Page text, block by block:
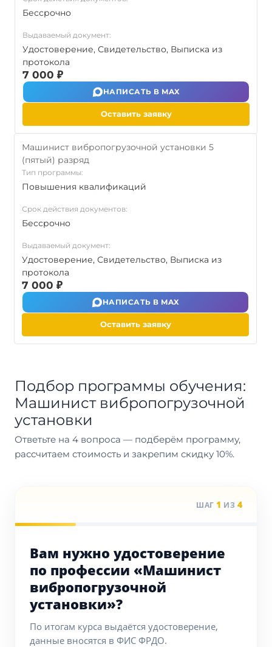
Бессрочно
Выдаваемый документ:
Удостоверение, Свидетельство, Выписка из
протокола
7 000 ₽
НАПИСАТЬ В MAX
Оставить заявку
Машинист вибропогрузочной установки 5
(пятый) разряд
Тип программы:
Повышения квалификаций
Срок действия документов:
Бессрочно
Выдаваемый документ:
Удостоверение, Свидетельство, Выписка из
протокола
7 000 ₽
НАПИСАТЬ В MAX
Оставить заявку
Подбор программы обучения:
Машинист вибропогрузочной
установки
Ответьте на 4 вопроса — подберём программу,
рассчитаем стоимость и закрепим скидку 10%.
ШАГ 1 ИЗ 4
Вам нужно удостоверение
по профессии «Машинист
вибропогрузочной
установки»?
По итогам курса выдаётся удостоверение,
данные вносятся в ФИС ФРДО.